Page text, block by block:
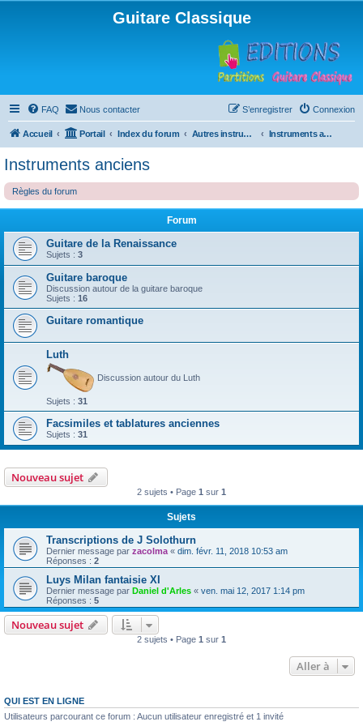
Guitare Classique
FAQ Nous contacter Connexion
S’enregistrer
Accueil Portail Index du forum Autres instruments à cordes pincées, ou styles Instruments anciens
Instruments anciens
Règles du forum
Forum
Guitare de la Renaissance
Sujets : 3
Guitare baroque
Discussion autour de la guitare baroque
Sujets : 16
Guitare romantique
Luth
Discussion autour du Luth
Sujets : 31
Facsimiles et tablatures anciennes
Sujets : 31
Nouveau sujet
2 sujets • Page 1 sur 1
Sujets
Transcriptions de J Solothurn
Dernier message par zacolma « dim. févr. 11, 2018 10:53 am
Réponses : 2
Luys Milan fantaisie XI
Dernier message par Daniel d'Arles « ven. mai 12, 2017 1:14 pm
Réponses : 5
Nouveau sujet
2 sujets • Page 1 sur 1
Aller à
QUI EST EN LIGNE
Utilisateurs parcourant ce forum : Aucun utilisateur enregistré et 1 invité